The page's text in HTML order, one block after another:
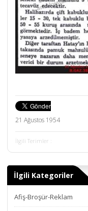
21 Ağustos 1954
İlgili Terimler :
İlgili Kategoriler
Afiş-Broşür-Reklam